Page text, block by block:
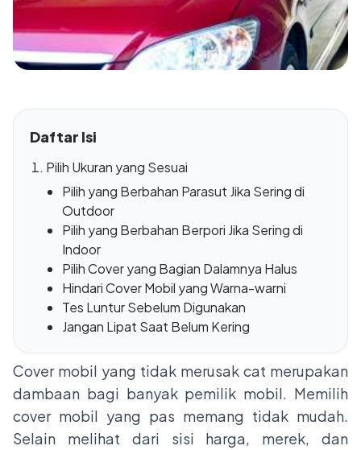
Daftar Isi
Pilih Ukuran yang Sesuai
Pilih yang Berbahan Parasut Jika Sering di
Outdoor
Pilih yang Berbahan Berpori Jika Sering di
Indoor
Pilih Cover yang Bagian Dalamnya Halus
Hindari Cover Mobil yang Warna-warni
Tes Luntur Sebelum Digunakan
Jangan Lipat Saat Belum Kering
Cover mobil yang tidak merusak cat merupakan
dambaan bagi banyak pemilik mobil. Memilih
cover mobil yang pas memang tidak mudah.
Selain melihat dari sisi harga, merek, dan